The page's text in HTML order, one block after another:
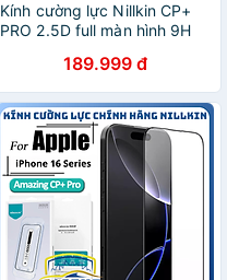
Kính cường lực Nillkin CP+
PRO 2.5D full màn hình 9H
189.999 đ